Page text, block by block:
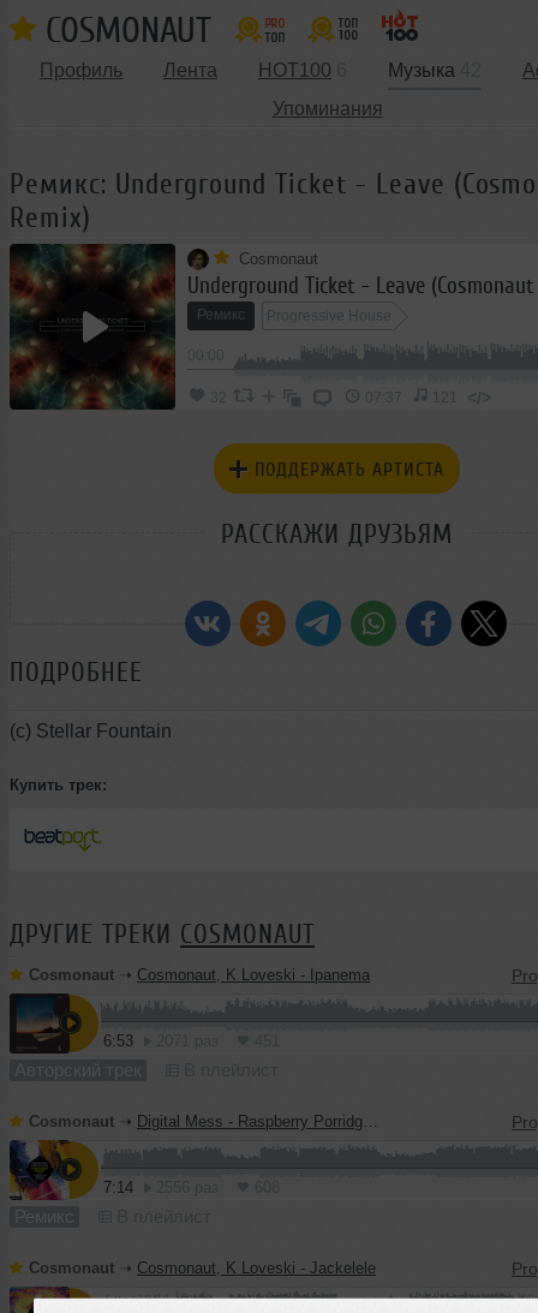
COSMONAUT
Профиль Лента HOT100 Музыка
Упоминания
Ремикс: Underground Ticket - Leave
Remix)
Cosmonaut
Underground Ticket - Leave
Ремикс Progressive House
00:00
32 07:37 121 </>
ПОДДЕРЖАТЬ АРТИСТА
РАССКАЖИ ДРУЗЬЯМ
ПОДРОБНЕЕ
(c) Stellar Fountain
Купить трек:
ДРУГИЕ ТРЕКИ COSMONAUT
Cosmonaut ➝ Cosmonaut, K Loveski - Ipanema
6:53
Авторский трек
Cosmonaut ➝ Digital Mess - Raspberry Porridge (Cosmonaut Remix)
7:14
Ремикс
Cosmonaut ➝ Cosmonaut, K Loveski - Jackelele